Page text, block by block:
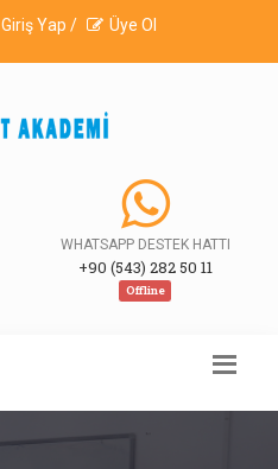
Giriş Yap / Üye Ol
WHATSAPP DESTEK HATTI
+90 (543) 282 50 11
Offline